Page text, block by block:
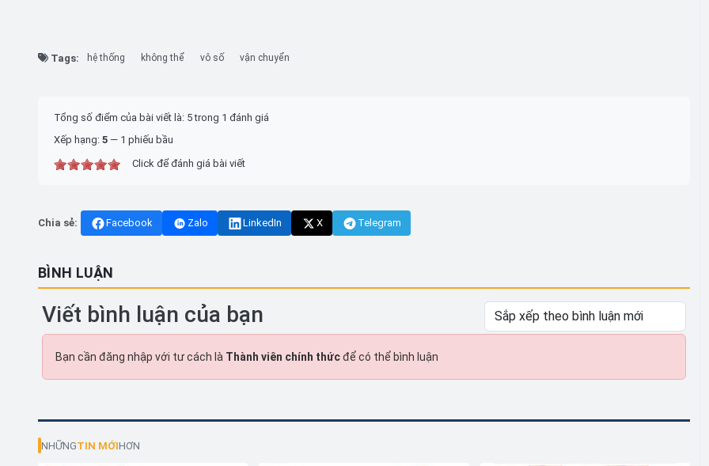
Tags: hệ thống không thể vô số vận chuyển
Tổng số điểm của bài viết là: 5 trong 1 đánh giá
Xếp hạng: 5 — 1 phiếu bầu
Click để đánh giá bài viết
Chia sẻ: Facebook Zalo LinkedIn X Telegram
BÌNH LUẬN
Viết bình luận của bạn
Bạn cần đăng nhập với tư cách là Thành viên chính thứcđể có thể bình luận
NHỮNGTIN MỚIHƠN